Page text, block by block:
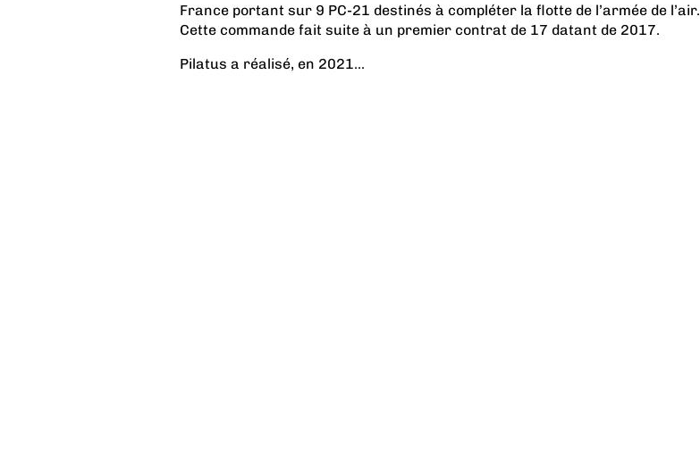
France portant sur 9 PC-21 destinés à compléter la flotte de l’armée de l’air.
Cette commande fait suite à un premier contrat de 17 datant de 2017.
Pilatus a réalisé, en 2021...